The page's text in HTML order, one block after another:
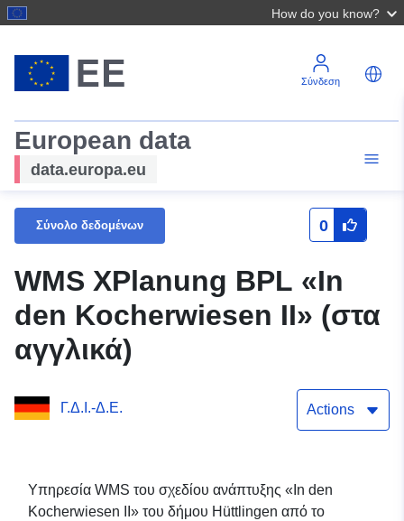
How do you know?
Σύνδεση
European data
data.europa.eu
Σύνολο δεδομένων 0
WMS XPlanung BPL «In
den Kocherwiesen II» (στα
αγγλικά)
Γ.Δ.Ι.-Δ.Ε. Actions
Υπηρεσία WMS του σχεδίου ανάπτυξης «In den
Kocherwiesen II» του δήμου Hüttlingen από το